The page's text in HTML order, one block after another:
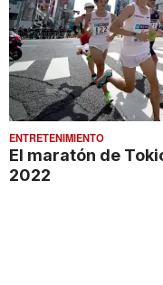
ENTRETENIMIENTO
El maratón de
2022